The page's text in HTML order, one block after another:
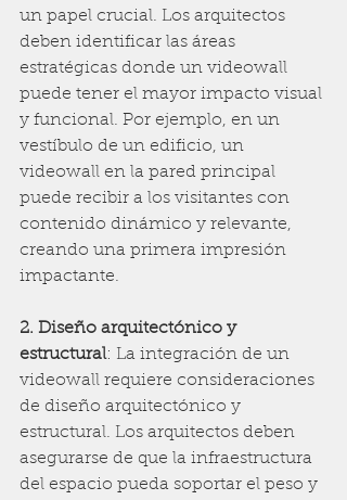
un papel crucial. Los arquitectos
deben identificar las áreas
estratégicas donde un videowall
puede tener el mayor impacto visual
y funcional. Por ejemplo, en un
vestíbulo de un edificio, un
videowall en la pared principal
puede recibir a los visitantes con
contenido dinámico y relevante,
creando una primera impresión
impactante.
2. Diseño arquitectónico y
estructural: La integración de un
videowall requiere consideraciones
de diseño arquitectónico y
estructural. Los arquitectos deben
asegurarse de que la infraestructura
del espacio pueda soportar el peso y